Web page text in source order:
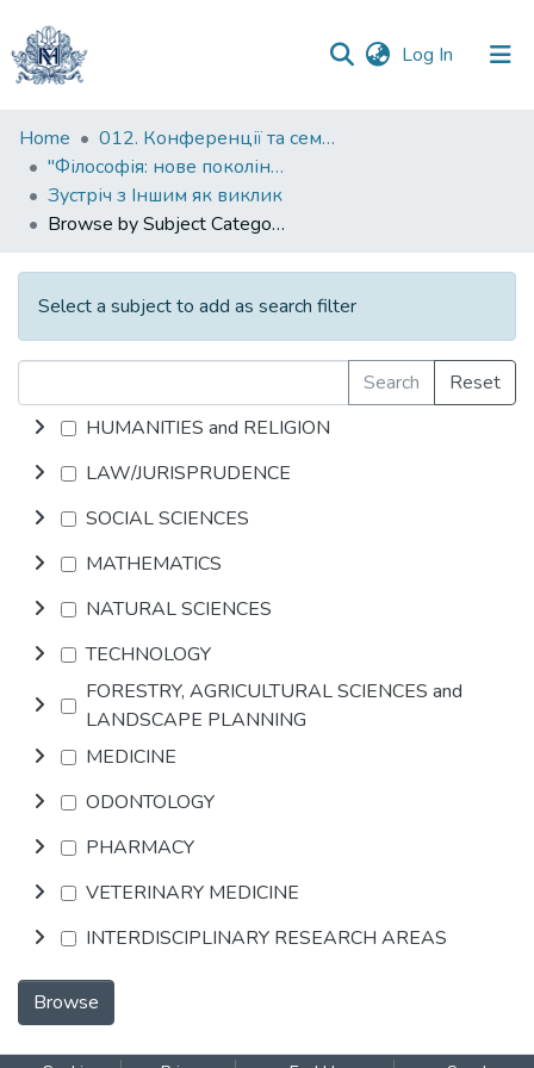
Log In (current)
Communities
&
Collections
All of DSpace
Home
012. Конференції та семінари НаУКМА
"Філософія: нове покоління" : міжнародна наукова конференція
Зустріч з Іншим як виклик
Browse by Subject Category
Select a subject to add as search filter
Search
Reset
HUMANITIES and RELIGION
LAW/JURISPRUDENCE
SOCIAL SCIENCES
MATHEMATICS
NATURAL SCIENCES
TECHNOLOGY
FORESTRY, AGRICULTURAL SCIENCES and
LANDSCAPE PLANNING
MEDICINE
ODONTOLOGY
PHARMACY
VETERINARY MEDICINE
INTERDISCIPLINARY RESEARCH AREAS
Browse